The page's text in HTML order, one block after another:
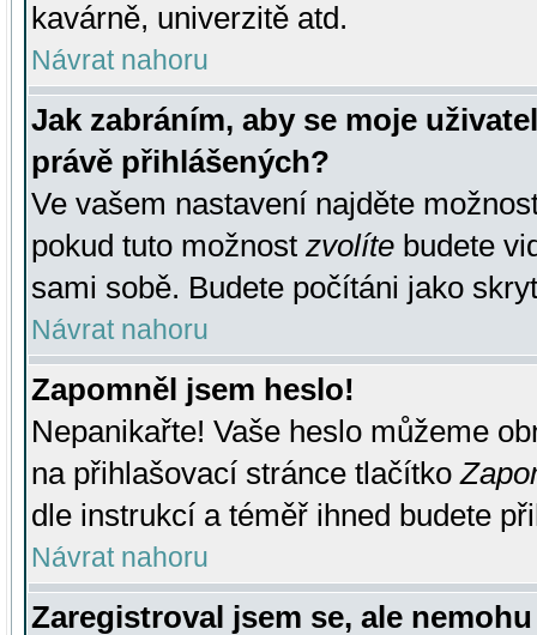
kavárně, univerzitě atd.
Návrat nahoru
Jak zabráním, aby se moje
právě přihlášených?
Ve vašem nastavení najděte
pokud tuto možnost zvolíte budete
sami sobě. Budete počítáni jako
Návrat nahoru
Zapomněl jsem heslo!
Nepanikařte! Vaše heslo můžeme
na přihlašovací stránce tlačítko
dle instrukcí a téměř ihned budete
Návrat nahoru
Zaregistroval jsem se, ale